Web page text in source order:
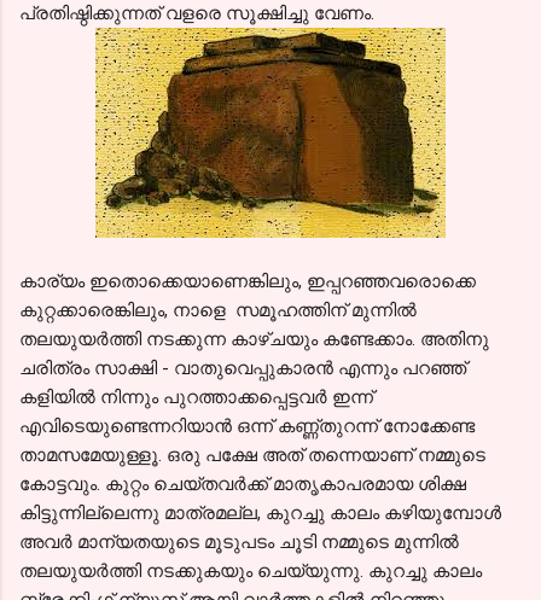
പ്രതിഷ്ഠിക്കുന്നത് വളരെ സൂക്ഷിച്ചു വേണം.
കാര്യം ഇതൊക്കെയാണെങ്കിലും, ഇപ്പറഞ്ഞവരൊക്കെ
കുറ്റക്കാരെങ്കിലും, നാളെ സമൂഹത്തിന് മുന്നില്‍
തലയുയര്‍ത്തി നടക്കുന്ന കാഴ്ചയും കണ്ടേക്കാം. അതിനു
ചരിത്രം സാക്ഷി - വാതുവെപ്പുകാരന്‍ എന്നും പറഞ്ഞ്
കളിയില്‍ നിന്നും പുറത്താക്കപ്പെട്ടവര്‍ ഇന്ന്‍
എവിടെയുണ്ടെന്നറിയാന്‍ ഒന്ന് കണ്ണ്‍തുറന്ന്‍ നോക്കേണ്ട
താമസമേയുള്ളൂ. ഒരു പക്ഷേ അത് തന്നെയാണ് നമ്മുടെ
കോട്ടവും. കുറ്റം ചെയ്തവര്‍ക്ക് മാതൃകാപരമായ ശിക്ഷ
കിട്ടുന്നില്ലെന്നു മാത്രമല്ല, കുറച്ചു കാലം കഴിയുമ്പോള്‍
അവര്‍ മാന്യതയുടെ മൂടുപടം ചൂടി നമ്മുടെ മുന്നില്‍
തലയുയര്‍ത്തി നടക്കുകയും ചെയ്യുന്നു. കുറച്ചു കാലം